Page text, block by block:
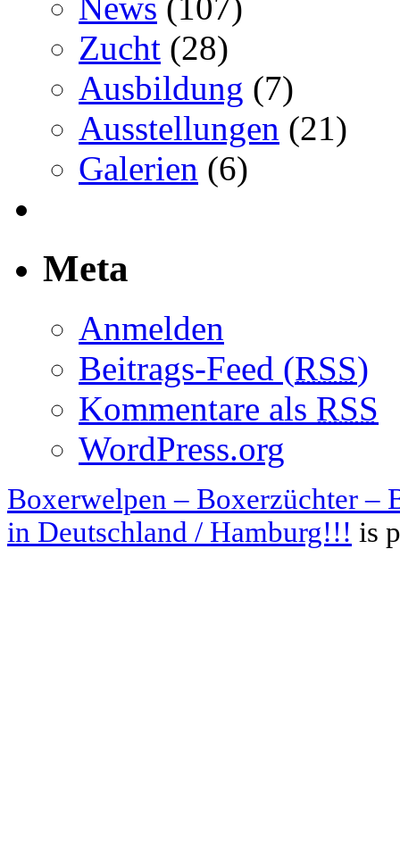
News (107)
Zucht (28)
Ausbildung (7)
Ausstellungen (21)
Galerien (6)
Meta
Anmelden
Beitrags-Feed (RSS)
Kommentare als RSS
WordPress.org
Boxerwelpen – Boxerzüchter –
in Deutschland / Hamburg!!! is